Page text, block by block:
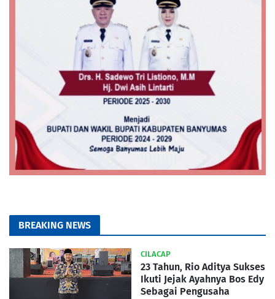
BREAKING NEWS
CILACAP
23 Tahun, Rio Aditya Sukses
Ikuti Jejak Ayahnya Bos Edy
Sebagai Pengusaha